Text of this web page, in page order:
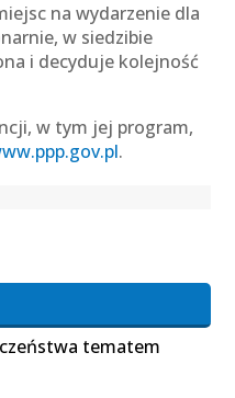
na wydarzenie dla
w siedzibie
i decyduje kolejność
w tym jej program,
.
tematem